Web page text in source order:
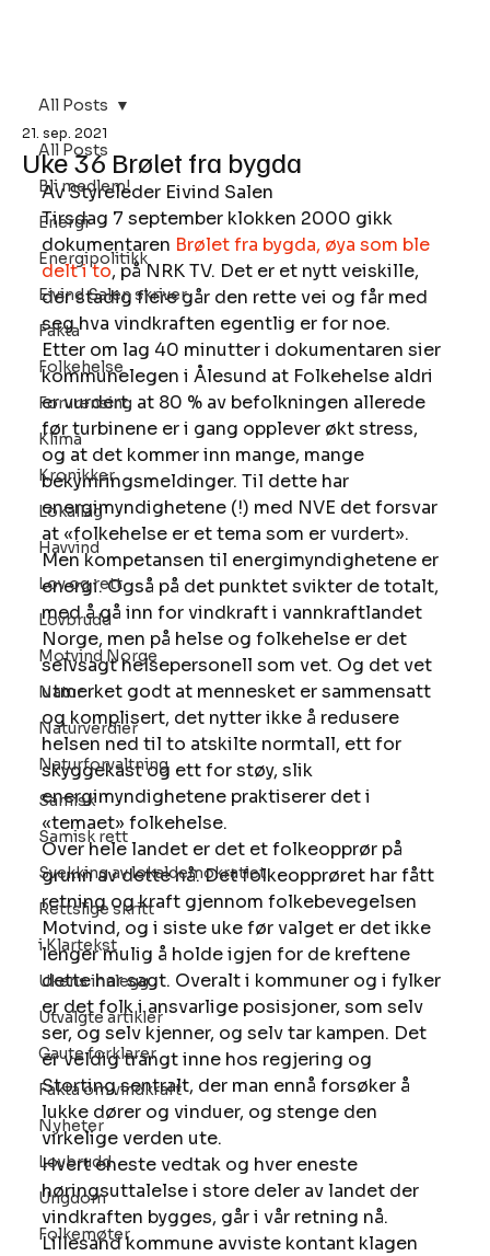
All Posts
Bli medlem!
Energi
Energipolitikk
Eivind Salen skriver
Fakta
Folkehelse
Forurensing
Klima
Kronikker
Lokallag
Havvind
Lov og rett
Lovbrudd
Motvind Norge
Natur
Naturverdier
Naturforvaltning
Samisk
Samisk rett
Svekking av lokaldemokratiet
Rettslige skritt
i Klartekst
Ukens innlegg
Utvalgte artikler
Gaute forklarer
Fakta om vindkraft
Nyheter
Lovbrudd
Ungdom
Folkemøter
All Posts
Uke 36 Brølet fra bygda
21. sep. 2021
Av Styreleder Eivind Salen
Tirsdag 7 september klokken 2000 gikk
dokumentaren Brølet fra bygda, øya som ble
delt i to, på NRK TV. Det er et nytt veiskille,
der stadig flere går den rette vei og får med
seg hva vindkraften egentlig er for noe.
Etter om lag 40 minutter i dokumentaren sier
kommunelegen i Ålesund at Folkehelse aldri
er vurdert, at 80 % av befolkningen allerede
før turbinene er i gang opplever økt stress,
og at det kommer inn mange, mange
bekymringsmeldinger. Til dette har
energimyndighetene (!) med NVE det forsvar
at «folkehelse er et tema som er vurdert».
Men kompetansen til energimyndighetene er
energi. Også på det punktet svikter de totalt,
med å gå inn for vindkraft i vannkraftlandet
Norge, men på helse og folkehelse er det
selvsagt helsepersonell som vet. Og det vet
utmerket godt at mennesket er sammensatt
og komplisert, det nytter ikke å redusere
helsen ned til to atskilte normtall, ett for
skyggekast og ett for støy, slik
energimyndighetene praktiserer det i
«temaet» folkehelse.
Over hele landet er det et folkeopprør på
grunn av dette nå. Det folkeopprøret har fått
retning og kraft gjennom folkebevegelsen
Motvind, og i siste uke før valget er det ikke
lenger mulig å holde igjen for de kreftene
dette har sagt. Overalt i kommuner og i fylker
er det folk i ansvarlige posisjoner, som selv
ser, og selv kjenner, og selv tar kampen. Det
er veldig trangt inne hos regjering og
Storting sentralt, der man ennå forsøker å
lukke dører og vinduer, og stenge den
virkelige verden ute.
Hvert eneste vedtak og hver eneste
høringsuttalelse i store deler av landet der
vindkraften bygges, går i vår retning nå.
Lillesand kommune avviste kontant klagen